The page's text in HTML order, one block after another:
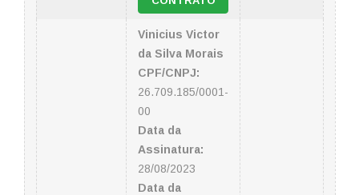
Vinicius Victor
da Silva Morais
CPF/CNPJ:
26.709.185/0001-
00
Data da
Assinatura:
28/08/2023
Data da